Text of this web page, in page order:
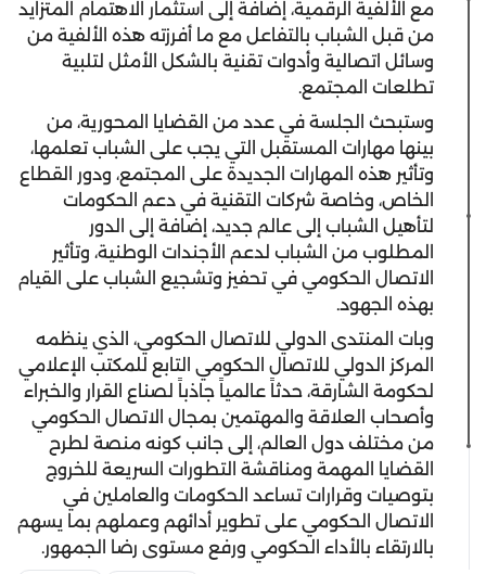
مع الألفية الرقمية، إضافة إلى استثمار الاهتمام المتزايد
من قبل الشباب بالتفاعل مع ما أفرزته هذه الألفية من
وسائل اتصالية وأدوات تقنية بالشكل الأمثل لتلبية
تطلعات المجتمع.
وستبحث الجلسة في عدد من القضايا المحورية، من
بينها مهارات المستقبل التي يجب على الشباب تعلمها،
وتأثير هذه المهارات الجديدة على المجتمع، ودور القطاع
الخاص، وخاصة شركات التقنية في دعم الحكومات
لتأهيل الشباب إلى عالم جديد، إضافة إلى الدور
المطلوب من الشباب لدعم الأجندات الوطنية، وتأثير
الاتصال الحكومي في تحفيز وتشجيع الشباب على القيام
بهذه الجهود.
وبات المنتدى الدولي للاتصال الحكومي، الذي ينظمه
المركز الدولي للاتصال الحكومي التابع للمكتب الإعلامي
لحكومة الشارقة، حدثاً عالمياً جاذباً لصناع القرار والخبراء
وأصحاب العلاقة والمهتمين بمجال الاتصال الحكومي
من مختلف دول العالم، إلى جانب كونه منصة لطرح
القضايا المهمة ومناقشة التطورات السريعة للخروج
بتوصيات وقرارات تساعد الحكومات والعاملين في
الاتصال الحكومي على تطوير أدائهم وعملهم بما يسهم
بالارتقاء بالأداء الحكومي ورفع مستوى رضا الجمهور.